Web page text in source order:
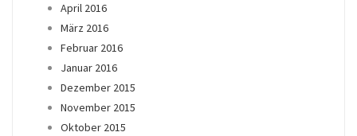
April 2016
März 2016
Februar 2016
Januar 2016
Dezember 2015
November 2015
Oktober 2015